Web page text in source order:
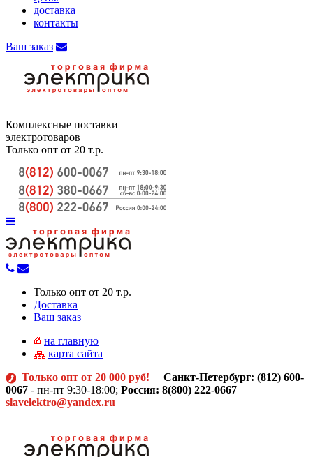
доставка
контакты
Ваш заказ
Комплексные поставки
электротоваров
Только опт от 20 т.р.
Только опт от 20 т.р.
Доставка
Ваш заказ
на главную
карта сайта
Только опт от 20 000 руб! Санкт-Петербург: (812) 600-
0067 - пн-пт 9:30-18:00; Россия: 8(800) 222-0667
slavelektro@yandex.ru